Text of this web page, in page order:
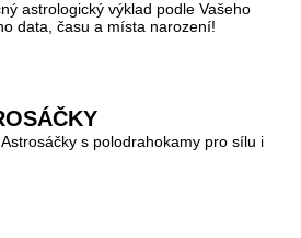
astrologický výklad podle Vašeho
data, času a místa narození!
Astrosáčky s polodrahokamy pro sílu i